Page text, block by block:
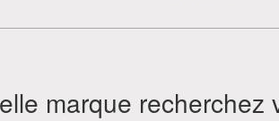
marque recherchez